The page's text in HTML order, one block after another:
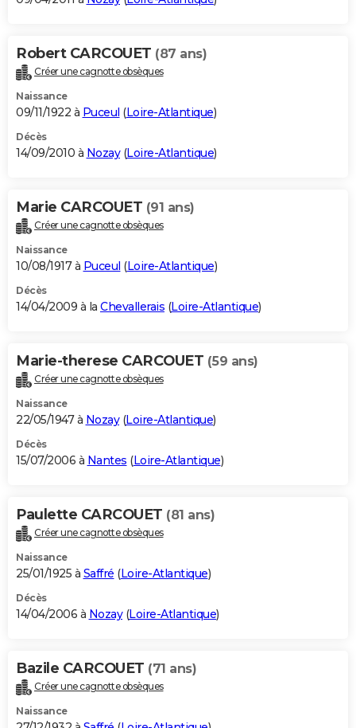
Robert CARCOUET (87 ans)
Créer une cagnotte obsèques
Naissance
09/11/1922 à Puceul (Loire-Atlantique)
Décès
14/09/2010 à Nozay(Loire-Atlantique)
Marie CARCOUET (91 ans)
Créer une cagnotte obsèques
Naissance
10/08/1917 à Puceul (Loire-Atlantique)
Décès
14/04/2009 à la Chevallerais (Loire-Atlantique)
Marie-therese CARCOUET (59 ans)
Créer une cagnotte obsèques
Naissance
22/05/1947 à Nozay(Loire-Atlantique)
Décès
15/07/2006 à Nantes (Loire-Atlantique)
Paulette CARCOUET (81 ans)
Créer une cagnotte obsèques
Naissance
25/01/1925 à Saffré (Loire-Atlantique)
Décès
14/04/2006 à Nozay(Loire-Atlantique)
Bazile CARCOUET (71 ans)
Créer une cagnotte obsèques
Naissance